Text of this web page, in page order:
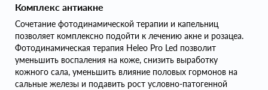
Комплекс антиакне
Сочетание фотодинамической терапии и капельниц
позволяет комплексно подойти к лечению акне и розацеа.
Фотодинамическая терапия Heleo Pro Led позволит
уменьшить воспаления на коже, снизить выработку
кожного сала, уменьшить влияние половых гормонов на
сальные железы и подавить рост условно-патогенной